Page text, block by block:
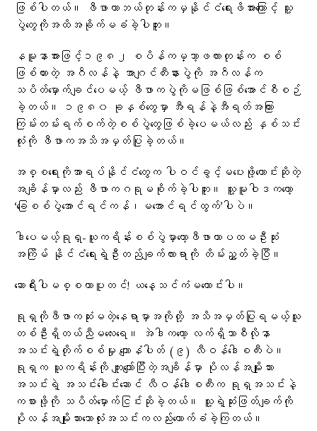
ဖြစ်ပါတယ်။ ဖီဖာဟာဘယ်တုန်းကမှနိုင်ငံရေးဖိအားကြောင့် သူ့
ပွဲတွေကိုအထိအခိုက်မခံခဲ့ပါဘူး။
နမူနာအားဖြင့်၁၉၈၂ စပိန်ကမ္ဘာ့ဖလားတုန်းက စစ်
ဖြစ်ထားတဲ့ အဂႅလန်နဲ့ အာဂျင်တီးနားပွဲကို အဂႅလန်က
သပိတ်မှောက်ချင်ပေမယ့် ဖီဖာကပွဲကိုမဖြစ်ဖြစ်အောင်စီစဉ်
ခဲ့တယ်။ ၁၉၈၀ ခုနှစ်တွေမှာ အီရန်နဲ့အီရတ်အကြား
ကြမ်းတမ်းရက်စက်တဲ့စစ်ပွဲတွေဖြစ်ခဲ့ပေမယ်လည်း နှစ်သင်း
လုံးကို ဖီဖာကအသိအမှတ်ပြုခဲ့တယ်။
အစ္စရေးကိုအာရပ်နိုင်ငံတွေက ပါဝင်ခွင့်မပေးဖို့တောင်းဆိုတဲ့
အချိန်မှာလည်း ဖီဖာကဂရုမစိုက်ခဲ့ပါဘူး။ သူ့မူဝါဒကတော့
‘ခြေစစ်ပွဲအောင်ရင်ကန်၊မအောင်ရင်ထွက်’ပါပဲ။
ဒါပေမယ့်ရုရှ-ယူကရိန်းစစ်ပွဲမှာတော့ဖီဖာဟာပထမဦးဆုံး
အကြိမ် နိုင်ငံရေးရဲ့ဦးတည်ချက်လားရာကို တိမ်းညွှတ်ခဲ့ပြီ။
ဆောရီးပါမစ္စတာပူတင်! ယနေ့သင်ကံမကောင်းပါ။
ရုရှကိုဖီဖာကဆုံးမတဲ့နေရာမှာအကိုတို့ အသိအမှတ်ပြုရမယ့်သူ
တစ်ဦးရှိတယ်ညီမလေးရေ။ အဲဒါကတော့ လက်ရှိဘာစီလိုနာ
အသင်းရဲ့တိုက်စစ်မှုး ကျောနံပါတ် (၉) လီဝန်ဒေါစကီးပဲ။
ရုရှက ယူကရိန်းကို ကျူးကျော်ပြီးတဲ့အချိန်မှာ ပိုလန်အမျိုးသား
အသင်းရဲ့ အသင်းခေါင်းဆောင် လီဝန်ဒေါစကီးက ရုရှအသင်းနဲ့
ကစားဖို့ကို သပိတ်မှောက်ငြင်းဆိုခဲ့တယ်။ သူ့ရဲ့ဆုံးဖြတ်ချက်ကို
ပိုလန်အမျိုးသားဘောလုံးအသင်းကလည်းထောက်ခံခဲ့ကြတယ်။